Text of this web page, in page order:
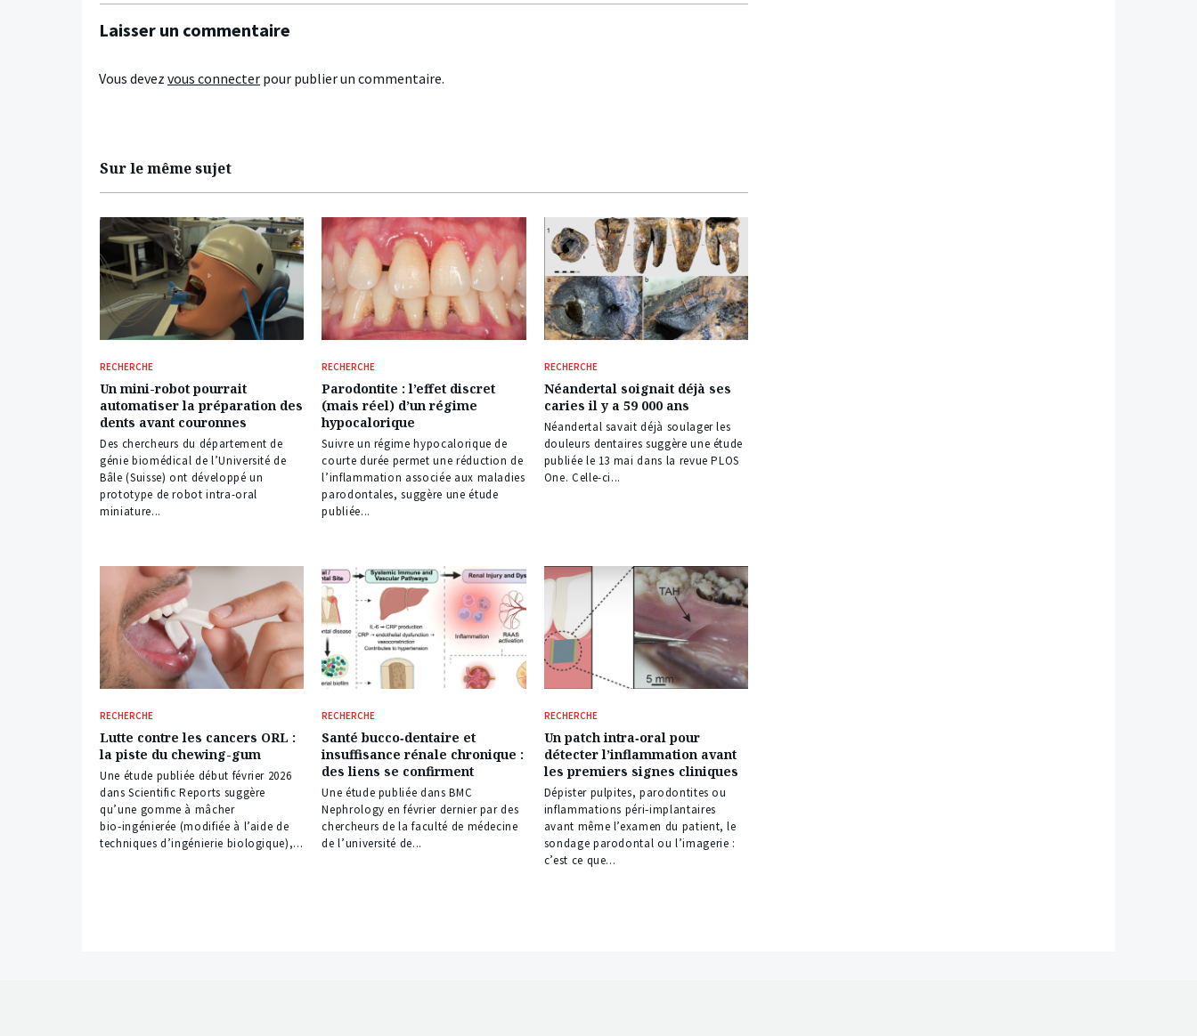
Laisser un commentaire
Vous devez vous connecter pour publier un commentaire.
Sur le même sujet
RECHERCHE
Un mini-robot pourrait
automatiser la préparation des
dents avant couronnes
Des chercheurs du département de
génie biomédical de l’Université de
Bâle (Suisse) ont développé un
prototype de robot intra-oral
miniature...
RECHERCHE
Parodontite : l’effet discret
(mais réel) d’un régime
hypocalorique
Suivre un régime hypocalorique de
courte durée permet une réduction de
l’inflammation associée aux maladies
parodontales, suggère une étude
publiée...
RECHERCHE
Néandertal soignait déjà ses
caries il y a 59 000 ans
Néandertal savait déjà soulager les
douleurs dentaires suggère une étude
publiée le 13 mai dans la revue PLOS
One. Celle-ci...
RECHERCHE
Lutte contre les cancers ORL :
la piste du chewing-gum
Une étude publiée début février 2026
dans Scientific Reports suggère
qu’une gomme à mâcher
bio‑ingénierée (modifiée à l’aide de
techniques d’ingénierie biologique),...
RECHERCHE
Santé bucco‑dentaire et
insuffisance rénale chronique :
des liens se confirment
Une étude publiée dans BMC
Nephrology en février dernier par des
chercheurs de la faculté de médecine
de l’université de...
RECHERCHE
Un patch intra‑oral pour
détecter l’inflammation avant
les premiers signes cliniques
Dépister pulpites, parodontites ou
inflammations péri‑implantaires
avant même l’examen du patient, le
sondage parodontal ou l’imagerie :
c’est ce que...